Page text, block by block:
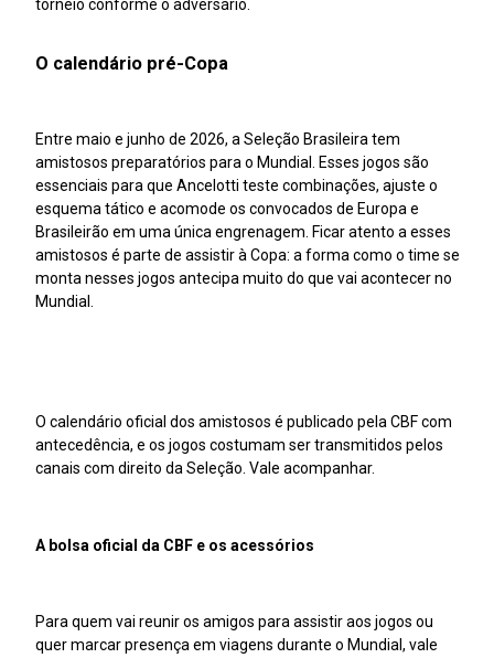
torneio conforme o adversário.
O calendário pré-Copa
Entre maio e junho de 2026, a Seleção Brasileira tem
amistosos preparatórios para o Mundial. Esses jogos são
essenciais para que Ancelotti teste combinações, ajuste o
esquema tático e acomode os convocados de Europa e
Brasileirão em uma única engrenagem. Ficar atento a esses
amistosos é parte de assistir à Copa: a forma como o time se
monta nesses jogos antecipa muito do que vai acontecer no
Mundial.
O calendário oficial dos amistosos é publicado pela CBF com
antecedência, e os jogos costumam ser transmitidos pelos
canais com direito da Seleção. Vale acompanhar.
A bolsa oficial da CBF e os acessórios
Para quem vai reunir os amigos para assistir aos jogos ou
quer marcar presença em viagens durante o Mundial, vale